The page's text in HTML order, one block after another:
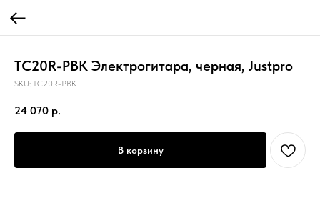
TC20R-PBK Электрогитара, черная, Justpro
SKU: TC20R-PBK
24 070 р.
В корзину